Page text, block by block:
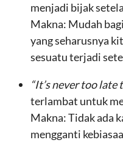
menjadi bijak
Makna: Mudah
yang seharusnya
sesuatu terjadi
“It’s never too late
terlambat untuk
Makna: Tidak ada
mengganti